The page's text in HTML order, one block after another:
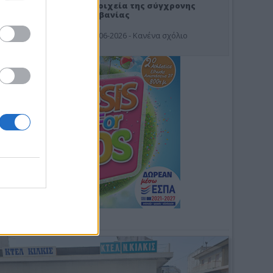
Στοιχεία της σύγχρονης
Αλβανίας
19-06-2026 - Κανένα σχόλιο